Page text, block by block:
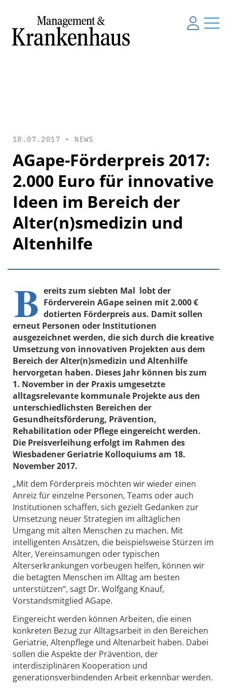
18.07.2017 • NEWS
AGape-Förderpreis 2017:
2.000 Euro für innovative
Ideen im Bereich der
Alter(n)smedizin und
Altenhilfe
B ereits zum siebten Mal lobt der
Förderverein AGape seinen mit 2.000 €
dotierten Förderpreis aus. Damit sollen
erneut Personen oder Institutionen
ausgezeichnet werden, die sich durch die kreative
Umsetzung von innovativen Projekten aus dem
Bereich der Alter(n)smedizin und Altenhilfe
hervorgetan haben. Dieses Jahr können bis zum
1. November in der Praxis umgesetzte
alltagsrelevante kommunale Projekte aus den
unterschiedlichsten Bereichen der
Gesundheitsförderung, Prävention,
Rehabilitation oder Pflege eingereicht werden.
Die Preisverleihung erfolgt im Rahmen des
Wiesbadener Geriatrie Kolloquiums am 18.
November 2017.
„Mit dem Förderpreis möchten wir wieder einen
Anreiz für einzelne Personen, Teams oder auch
Institutionen schaffen, sich gezielt Gedanken zur
Umsetzung neuer Strategien im alltäglichen
Umgang mit alten Menschen zu machen. Mit
intelligenten Ansätzen, die beispielsweise Stürzen im
Alter, Vereinsamungen oder typischen
Alterserkrankungen vorbeugen helfen, können wir
die betagten Menschen im Alltag am besten
unterstützen“, sagt Dr. Wolfgang Knauf,
Vorstandsmitglied AGape.
Eingereicht werden können Arbeiten, die einen
konkreten Bezug zur Alltagsarbeit in den Bereichen
Geriatrie, Altenpflege und Altenarbeit haben. Dabei
sollen die Aspekte der Prävention, der
interdisziplinären Kooperation und
generationsverbindenden Arbeit erkennbar werden.